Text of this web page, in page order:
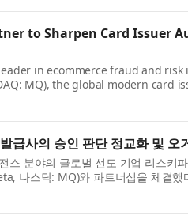
to Sharpen Card Issuer
leader in ecommerce fraud and
MQ), the global modern card
pr...
급사의 승인 판단 정교화 및 오
스 분야의 글로벌 선도 기업 리스키
나스닥: MQ)와 파트너십을 체결